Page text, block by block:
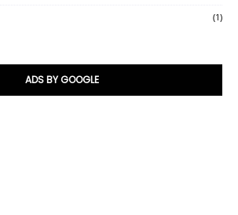
(1)
ADS BY GOOGLE